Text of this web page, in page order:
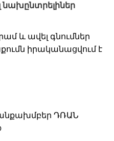
նախընտրելիներ
և ավել գնումներ
իրականացվում է
ԴՌԱՆ